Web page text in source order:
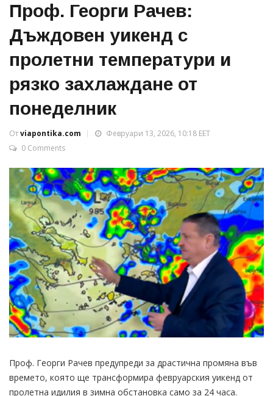
Проф. Георги Рачев:
Дъждовен уикенд с
пролетни температури и
рязко захлаждане от
понеделник
Отviapontika.com
Февруари 13, 2026, 10:18 EET
0 Comments
Проф. Георги Рачев предупреди за драстична промяна във
времето, която ще трансформира февруарския уикенд от
пролетна идилия в зимна обстановка само за 24 часа.